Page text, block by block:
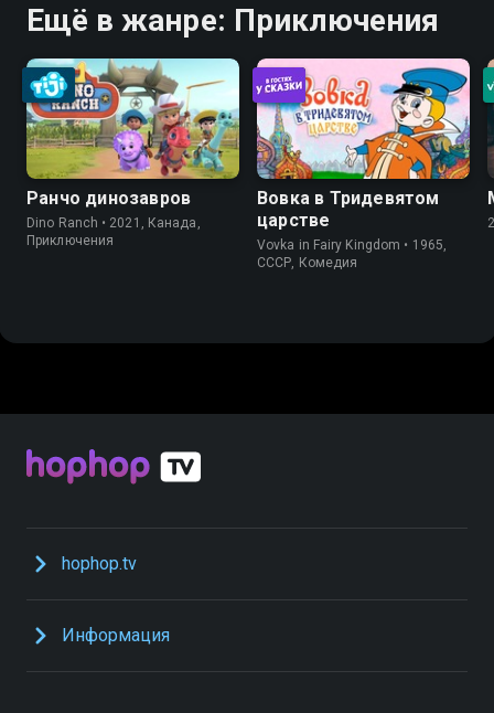
Ещё в жанре: Приключения
Ранчо динозавров
Dino Ranch • 2021, Канада,
Приключения
Вовка в Тридевятом
царстве
Vovka in Fairy Kingdom • 1965,
СССР, Комедия
hophop.tv
Информация